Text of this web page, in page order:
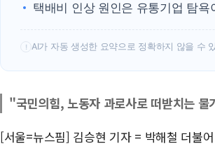
택배비 인상 원인은 유통기업 탐
! AI가 자동 생성한 요약으로 정확하지 않을 수
"국민의힘, 노동자 과로사로 떠받치는
[서울=뉴스핌] 김승현 기자 = 박해철 더불